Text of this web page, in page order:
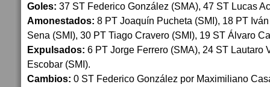
Goles: 37 ST Federico González (SMA), 47 ST Lucas
Amonestados: 8 PT Joaquín Pucheta (SMI), 18 PT
Sena (SMI), 30 PT Tiago Cravero (SMI), 19 ST Álvaro
Expulsados: 6 PT Jorge Ferrero (SMA), 24 ST Lautaro
Escobar (SMI).
Cambios: 0 ST Federico González por Maximiliano